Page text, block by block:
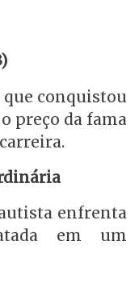
conquistou
preço da fama
enfrenta
em um